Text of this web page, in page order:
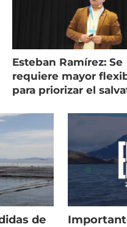
Esteban Ramírez: Se
requiere mayor
para priorizar el
de